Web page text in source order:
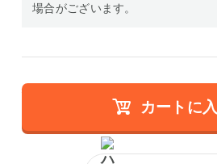
場合がございます。
カートに